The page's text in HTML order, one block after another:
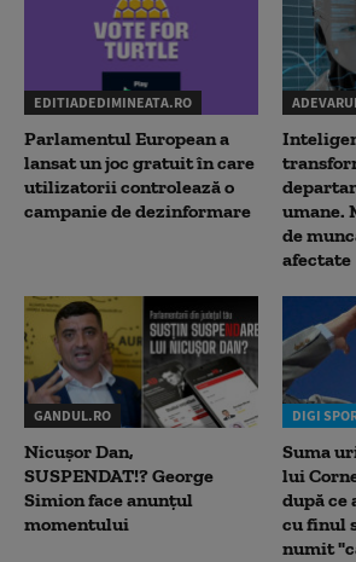
EDITIADEDIMINEATA.RO
Parlamentul European a
lansat un joc gratuit în care
utilizatorii controlează o
campanie de dezinformare
umane.
de
afectate
GANDUL.RO
Nicușor Dan,
SUSPENDAT!? George
Simion face anunțul
momentului
DIGI
Suma
lui
după ce
cu finul
numit